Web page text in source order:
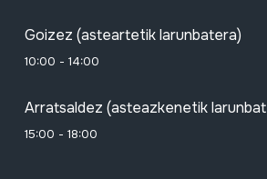
Goizez (asteartetik larunbatera)
10:00 - 14:00
Arratsaldez (asteazkenetik
15:00 - 18:00